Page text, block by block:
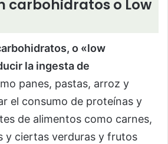
carbohidratos o Low
o «low
la ingesta de
panes, pastas, arroz y
el consumo de proteínas y
de alimentos como carnes,
y ciertas verduras y frutos